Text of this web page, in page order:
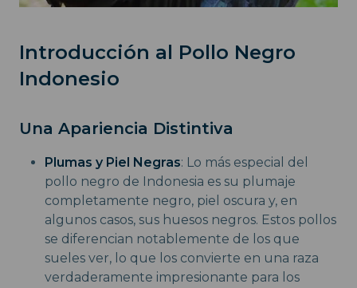
Introducción al Pollo Negro
Indonesio
Una Apariencia Distintiva
Plumas y Piel Negras: Lo más especial del
pollo negro de Indonesia es su plumaje
completamente negro, piel oscura y, en
algunos casos, sus huesos negros. Estos pollos
se diferencian notablemente de los que
sueles ver, lo que los convierte en una raza
verdaderamente impresionante para los